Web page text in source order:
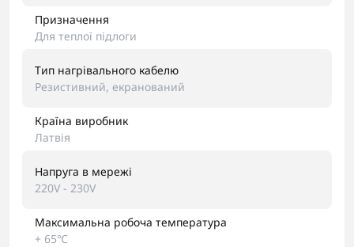
Призначення
Для теплої підлоги
Тип нагрівального кабелю
Резистивний, екранований
Країна виробник
Латвія
Напруга в мережі
220V - 230V
Максимальна робоча температура
+ 65℃